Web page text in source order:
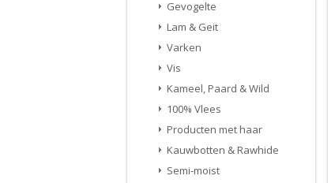
Gevogelte
Lam & Geit
Varken
Vis
Kameel, Paard & Wild
100% Vlees
Producten met haar
Kauwbotten & Rawhide
Semi-moist